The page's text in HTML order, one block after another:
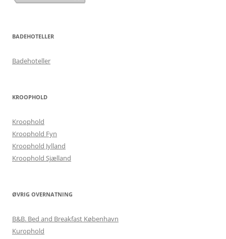
BADEHOTELLER
Badehoteller
KROOPHOLD
Kroophold
Kroophold Fyn
Kroophold Jylland
Kroophold Sjælland
ØVRIG OVERNATNING
B&B. Bed and Breakfast København
Kurophold